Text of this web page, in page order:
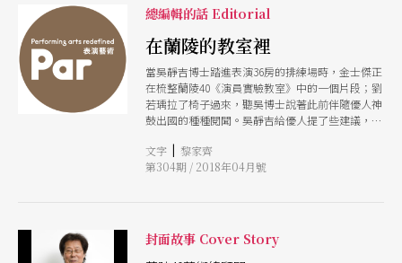
納與陪伴。面對病毒我們可以用疫苗來製造抗體來
保護；建立青少年良善與正向的價值觀，從教育開
始、從藝術著手或許正是這個時代所需要的解方。
說到接觸藝術，同溫層之外的多數人仍會有憂慮，
但我們可以靜下來思考，擔心孩子接觸藝術會影響
正規課業，或是害怕孩子們會把藝術當作生涯發展
的選項。在國民教育裡安排體育課的重點，是在建
立運動的習慣與保持身體基礎的健康動能，從不是
待體育課的相同角度來看待藝術課程或社團活動，
會不會有更多不同的理解與可能？ 藝術是成長的
成人劇場與兒童劇場的發展已非常穩健，但屬於青
少年的東西是相對弱勢，因此吳博士提供了一個概
總編輯的話 Editorial
在蘭陵的教室裡
當吳靜吉博士踏進表演36房的排練場時，金士傑正
在梳整蘭陵40《演員實驗教室》中的一個片段；劉
若瑀拉了椅子過來，聽吳博士說著此前伴隨優人神
鼓出國的種種閱聞。吳靜吉給優人提了些建議，像
從前那樣。 一九七七年，金士傑從周渝手中接下
了耕莘實驗劇團，他開始招兵買馬，也拜託吳靜吉
「丐幫」一樣衣衫襤褸、大汗淋漓，又迫不及待地
努力吸收，抑或有人不願跟著揮霍青春，而作罷離
文字 | 黎家齊
第304期 / 2018年04月號
封面故事 Cover Story